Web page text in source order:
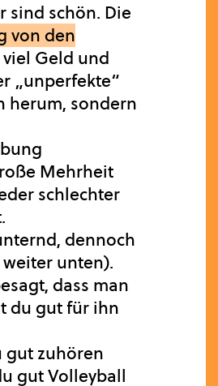
sind schön. Die
von den
Geld und
„unperfekte“
herum, sondern
Mehrheit
schlechter
dennoch
unten).
dass man
du gut für ihn
gut zuhören
gut Volleyball